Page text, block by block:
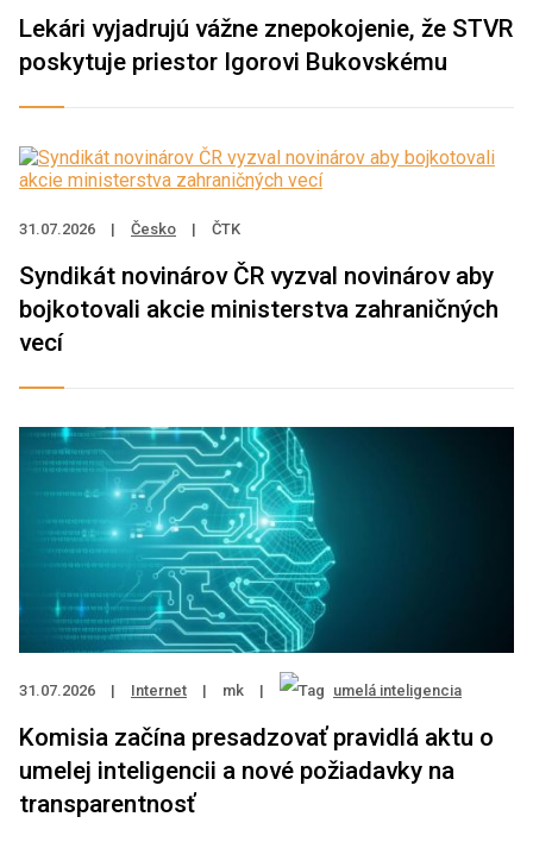
Lekári vyjadrujú vážne znepokojenie, že STVR
poskytuje priestor Igorovi Bukovskému
31.07.2026 | Česko | ČTK
Syndikát novinárov ČR vyzval novinárov aby
bojkotovali akcie ministerstva zahraničných
vecí
31.07.2026 | Internet | mk | umelá inteligencia
Komisia začína presadzovať pravidlá aktu o
umelej inteligencii a nové požiadavky na
transparentnosť